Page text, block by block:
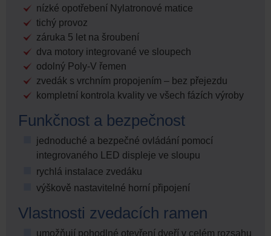
nízké opotřebení Nylatronové matice
tichý provoz
záruka 5 let na šroubení
dva motory integrované ve sloupech
odolný Poly-V řemen
zvedák s vrchním propojením – bez přejezdu
kompletní kontrola kvality ve všech fázích výroby
Funkčnost a bezpečnost
jednoduché a bezpečné ovládání pomocí
integrovaného LED displeje ve sloupu
rychlá instalace zvedáku
výškově nastavitelné horní připojení
Vlastnosti zvedacích ramen
umožňují pohodlné otevření dveří v celém rozsahu